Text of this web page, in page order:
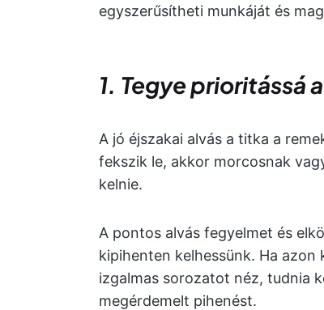
egyszerűsítheti munkáját és
1. Tegye prioritássá
A jó éjszakai alvás a titka a
fekszik le, akkor morcosnak
kelnie.
A pontos alvás fegyelmet és
kipihenten kelhessünk. Ha
izgalmas sorozatot néz, tudnia
megérdemelt pihenést.